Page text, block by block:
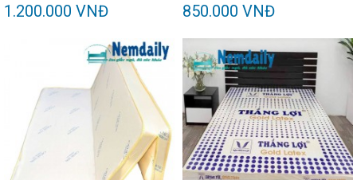
1.200.000 VNĐ 850.000 VNĐ